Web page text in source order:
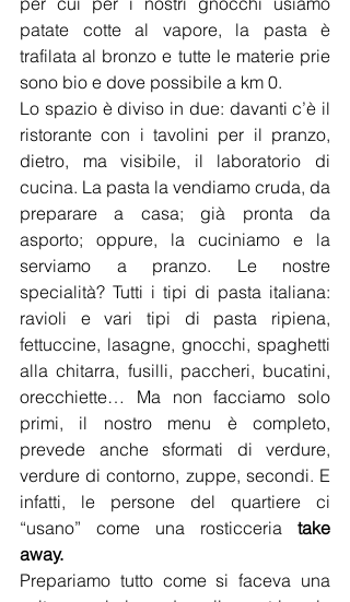
patate cotte al vapore, la pasta è
trafilata al bronzo e tutte le materie prie
sono bio e dove possibile a km 0.
Lo spazio è diviso in due: davanti c’è il
ristorante con i tavolini per il pranzo,
dietro, ma visibile, il laboratorio di
cucina. La pasta la vendiamo cruda, da
preparare a casa; già pronta da
asporto; oppure, la cuciniamo e la
serviamo a pranzo. Le nostre
specialità? Tutti i tipi di pasta italiana:
ravioli e vari tipi di pasta ripiena,
fettuccine, lasagne, gnocchi, spaghetti
alla chitarra, fusilli, paccheri, bucatini,
orecchiette… Ma non facciamo solo
primi, il nostro menu è completo,
prevede anche sformati di verdure,
verdure di contorno, zuppe, secondi. E
infatti, le persone del quartiere ci
“usano” come una rosticceria take
away.
Prepariamo tutto come si faceva una